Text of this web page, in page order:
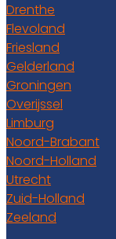
Drenthe
Flevoland
Friesland
Gelderland
Groningen
Overijssel
Limburg
Noord-Brabant
Noord-Holland
Utrecht
Zuid-Holland
Zeeland